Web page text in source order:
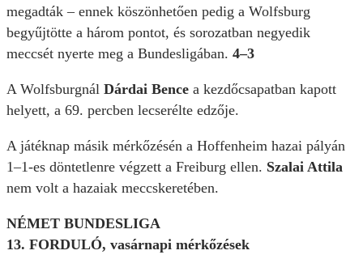
megadták – ennek köszönhetően pedig a Wolfsburg
begyűjtötte a három pontot, és sorozatban negyedik
meccsét nyerte meg a Bundesligában. 4–3
A Wolfsburgnál Dárdai Bence a kezdőcsapatban kapott
helyett, a 69. percben lecserélte edzője.
A játéknap másik mérkőzésén a Hoffenheim hazai pályán
1–1-es döntetlenre végzett a Freiburg ellen. Szalai Attila
nem volt a hazaiak meccskeretében.
NÉMET BUNDESLIGA
13. FORDULÓ, vasárnapi mérkőzések